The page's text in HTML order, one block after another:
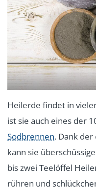
Heilerde findet in
ist sie auch eines der
Sodbrennen. Dank
kann sie
bis zwei Teelöffel
rühren und